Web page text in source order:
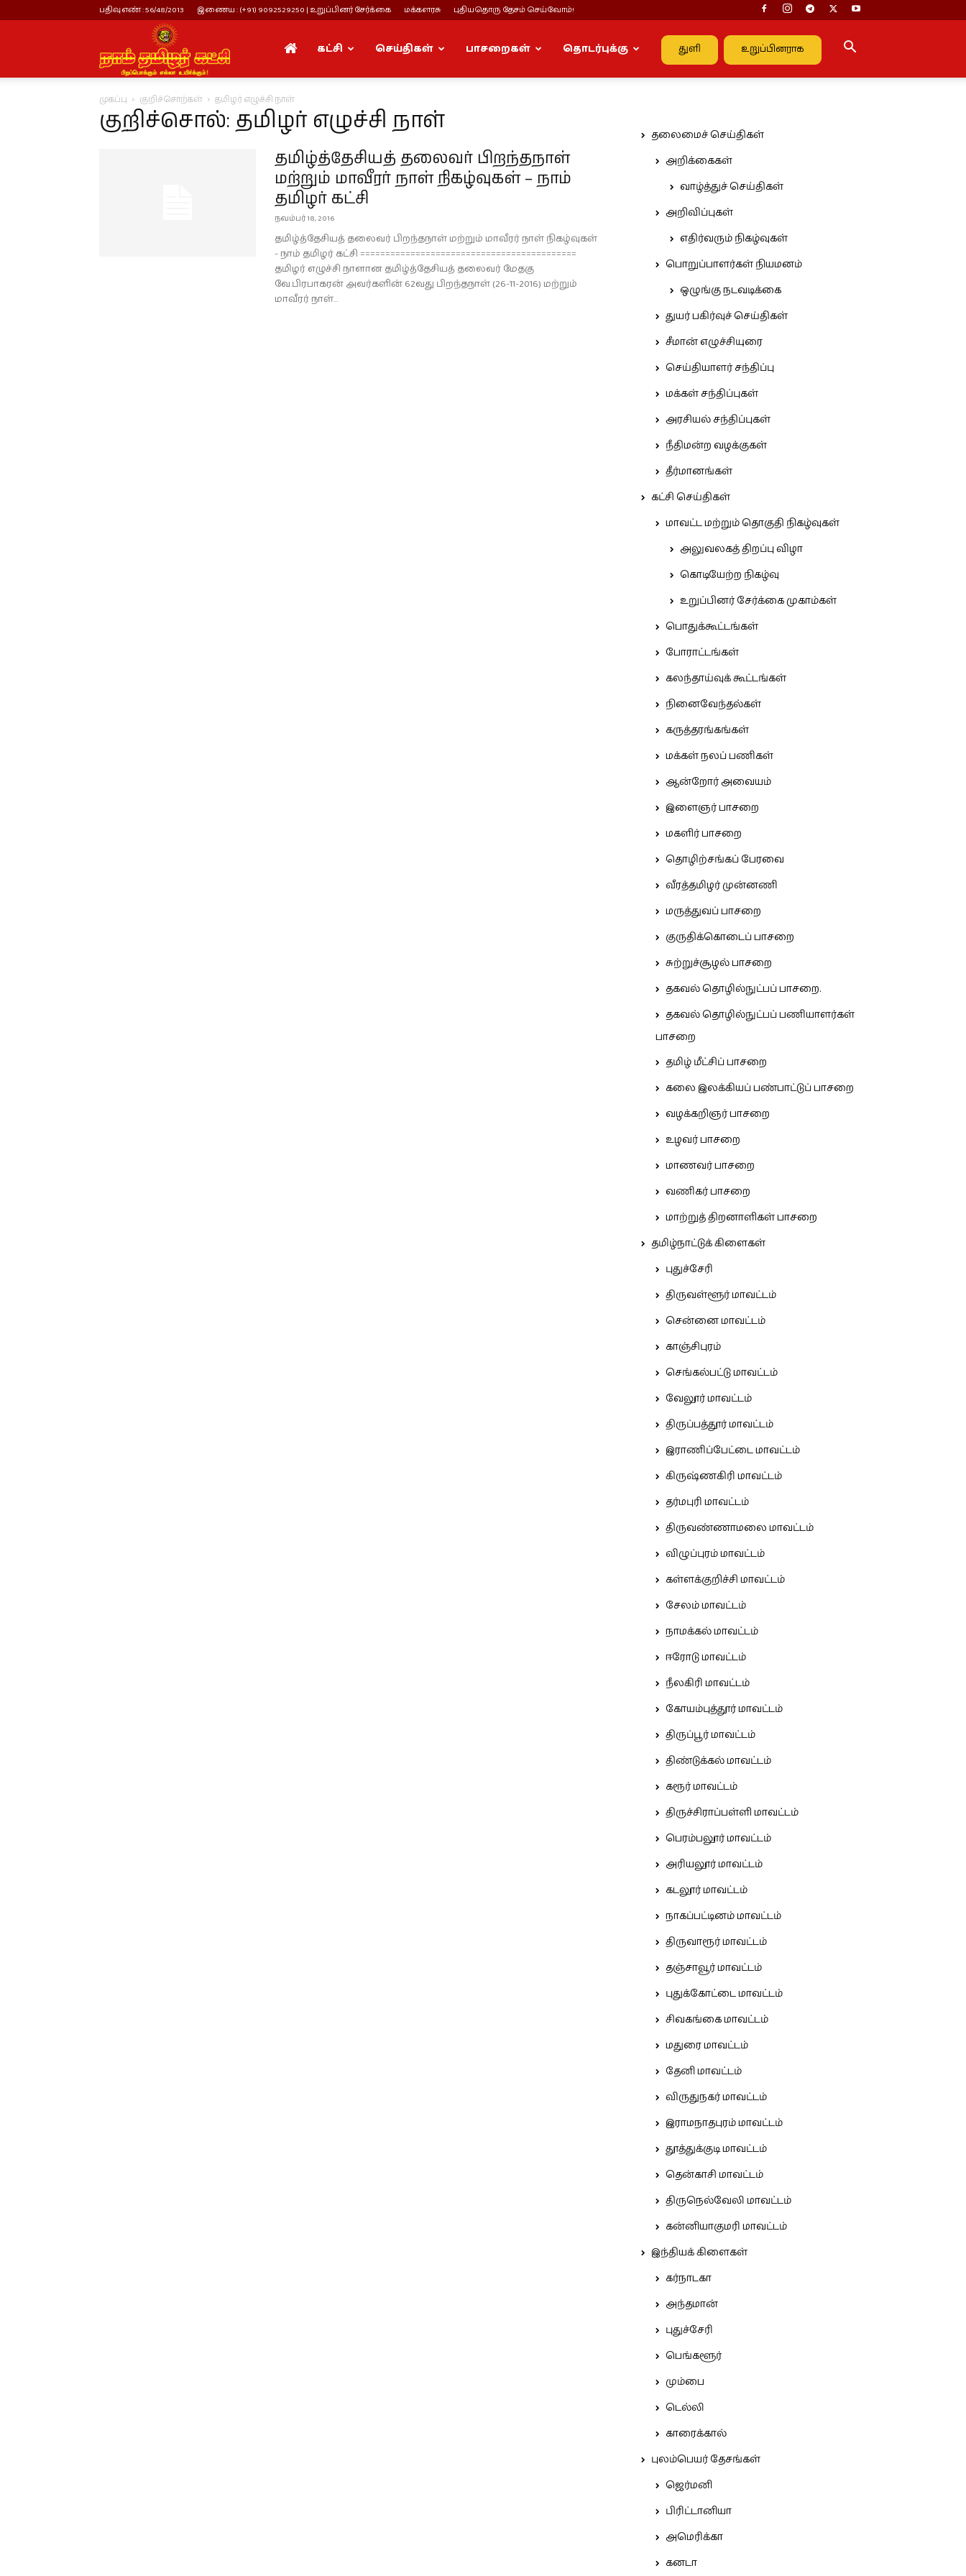
பதிவு எண் : 56/48/2013 இணைய : (+91) 9092529250 | உறுப்பினர் சேர்க்கை மக்களரசு புதியதொரு தேசம் செய்வோம்!
துளி உறுப்பினராக
நாம்
தமிழர்
கட்சி செய்திகள் பாசறைகள் தொடர்புக்கு
முகப்பு குறிச்சொற்கள் தமிழர் எழுச்சி நாள்
குறிச்சொல்: தமிழர் எழுச்சி நாள்
தமிழ்த்தேசியத் தலைவர் பிறந்தநாள்
மற்றும் மாவீரர் நாள் நிகழ்வுகள் – நாம்
தமிழர் கட்சி
நவம்பர் 18, 2016
தமிழ்த்தேசியத் தலைவர் பிறந்தநாள் மற்றும் மாவீரர் நாள் நிகழ்வுகள்
- நாம் தமிழர் கட்சி ===========================================
தமிழர் எழுச்சி நாளான தமிழ்த்தேசியத் தலைவர் மேதகு
வே.பிரபாகரன் அவர்களின் 62வது பிறந்தநாள் (26-11-2016) மற்றும்
மாவீரர் நாள்...
தலைமைச் செய்திகள்
அறிக்கைகள்
வாழ்த்துச் செய்திகள்
அறிவிப்புகள்
எதிர்வரும் நிகழ்வுகள்
பொறுப்பாளர்கள் நியமனம்
ஒழுங்கு நடவடிக்கை
துயர் பகிர்வுச் செய்திகள்
சீமான் எழுச்சியுரை
செய்தியாளர் சந்திப்பு
மக்கள் சந்திப்புகள்
அரசியல் சந்திப்புகள்
நீதிமன்ற வழக்குகள்
தீர்மானங்கள்
கட்சி செய்திகள்
மாவட்ட மற்றும் தொகுதி நிகழ்வுகள்
அலுவலகத் திறப்பு விழா
கொடியேற்ற நிகழ்வு
உறுப்பினர் சேர்க்கை முகாம்கள்
பொதுக்கூட்டங்கள்
போராட்டங்கள்
கலந்தாய்வுக் கூட்டங்கள்
நினைவேந்தல்கள்
கருத்தரங்கங்கள்
மக்கள் நலப் பணிகள்
ஆன்றோர் அவையம்
இளைஞர் பாசறை
மகளிர் பாசறை
தொழிற்சங்கப் பேரவை
வீரத்தமிழர் முன்னணி
மருத்துவப் பாசறை
குருதிக்கொடைப் பாசறை
சுற்றுச்சூழல் பாசறை
தகவல் தொழில்நுட்பப் பாசறை.
தகவல் தொழில்நுட்பப் பணியாளர்கள்
பாசறை
தமிழ் மீட்சிப் பாசறை
கலை இலக்கியப் பண்பாட்டுப் பாசறை
வழக்கறிஞர் பாசறை
உழவர் பாசறை
மாணவர் பாசறை
வணிகர் பாசறை
மாற்றுத் திறனாளிகள் பாசறை
தமிழ்நாட்டுக் கிளைகள்
புதுச்சேரி
திருவள்ளூர் மாவட்டம்
சென்னை மாவட்டம்
காஞ்சிபுரம்
செங்கல்பட்டு மாவட்டம்
வேலூர் மாவட்டம்
திருப்பத்தூர் மாவட்டம்
இராணிப்பேட்டை மாவட்டம்
கிருஷ்ணகிரி மாவட்டம்
தர்மபுரி மாவட்டம்
திருவண்ணாமலை மாவட்டம்
விழுப்புரம் மாவட்டம்
கள்ளக்குறிச்சி மாவட்டம்
சேலம் மாவட்டம்
நாமக்கல் மாவட்டம்
ஈரோடு மாவட்டம்
நீலகிரி மாவட்டம்
கோயம்புத்தூர் மாவட்டம்
திருப்பூர் மாவட்டம்
திண்டுக்கல் மாவட்டம்
கரூர் மாவட்டம்
திருச்சிராப்பள்ளி மாவட்டம்
பெரம்பலூர் மாவட்டம்
அரியலூர் மாவட்டம்
கடலூர் மாவட்டம்
நாகப்பட்டினம் மாவட்டம்
திருவாரூர் மாவட்டம்
தஞ்சாவூர் மாவட்டம்
புதுக்கோட்டை மாவட்டம்
சிவகங்கை மாவட்டம்
மதுரை மாவட்டம்
தேனி மாவட்டம்
விருதுநகர் மாவட்டம்
இராமநாதபுரம் மாவட்டம்
தூத்துக்குடி மாவட்டம்
தென்காசி மாவட்டம்
திருநெல்வேலி மாவட்டம்
கன்னியாகுமரி மாவட்டம்
இந்தியக் கிளைகள்
கர்நாடகா
அந்தமான்
புதுச்சேரி
பெங்களூர்
மும்பை
டெல்லி
காரைக்கால்
புலம்பெயர் தேசங்கள்
ஜெர்மனி
பிரிட்டானியா
அமெரிக்கா
கனடா